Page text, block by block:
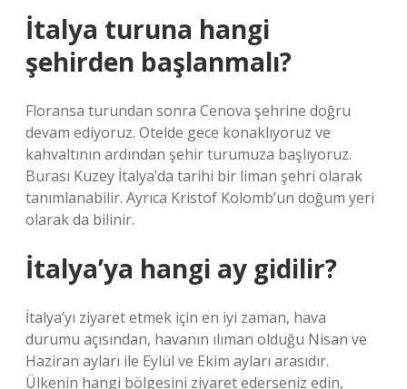
İtalya turuna hangi
şehirden başlanmalı?
Floransa turundan sonra Cenova şehrine doğru
devam ediyoruz. Otelde gece konaklıyoruz ve
kahvaltının ardından şehir turumuza başlıyoruz.
Burası Kuzey İtalya’da tarihi bir liman şehri olarak
tanımlanabilir. Ayrıca Kristof Kolomb’un doğum yeri
olarak da bilinir.
İtalya’ya hangi ay gidilir?
İtalya’yı ziyaret etmek için en iyi zaman, hava
durumu açısından, havanın ılıman olduğu Nisan ve
Haziran ayları ile Eylül ve Ekim ayları arasıdır.
Ülkenin hangi bölgesini ziyaret ederseniz edin,